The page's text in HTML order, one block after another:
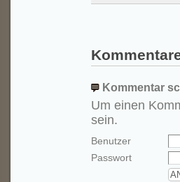
Kommentar
Um einen
sein.
Benutzer
Passwort